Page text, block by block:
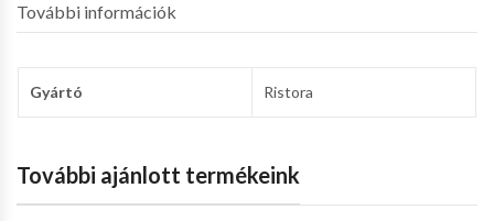
További információk
Gyártó Ristora
További ajánlott termékeink